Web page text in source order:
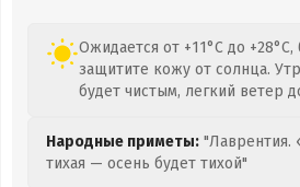
Ожидается от +11°C до +28°C,
защитите кожу от солнца.
будет чистым, легкий ветер
Народные приметы: "Лаврентия.
тихая — осень будет тихой"